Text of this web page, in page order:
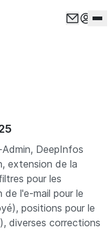
DeepInfos
extension de la
pour les
l'e-mail pour le
positions pour le
diverses corrections